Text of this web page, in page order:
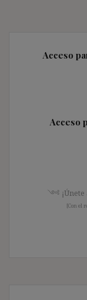
Acceso
Acceso
༺ ¡Únete
[Con el